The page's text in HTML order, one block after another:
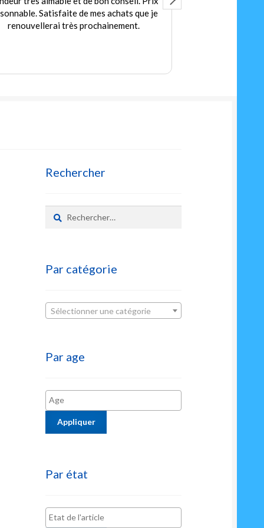
Satisfaite de mes achats que je
renouvellerai très prochainement.
Rechercher
Rechercher :
Par catégorie
Sélectionner une catégorie
Par age
Appliquer
Par état